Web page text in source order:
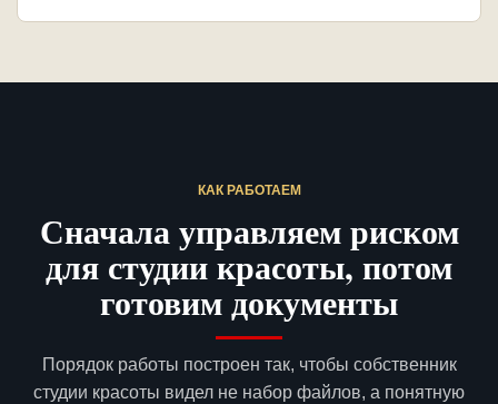
КАК РАБОТАЕМ
Сначала управляем риском
для студии красоты, потом
готовим документы
Порядок работы построен так, чтобы собственник
студии красоты видел не набор файлов, а понятную